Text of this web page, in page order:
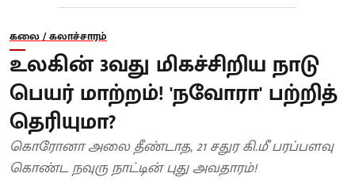
கலை / கலாச்சாரம்
உலகின் 3வது மிகச்சிறிய நாடு
பெயர் மாற்றம்! 'நவோரா' பற்றித்
தெரியுமா?
கொரோனா அலை தீண்டாத, 21 சதுர கி.மீ பரப்பளவு
கொண்ட நவுரு நாட்டின் புது அவதாரம்!